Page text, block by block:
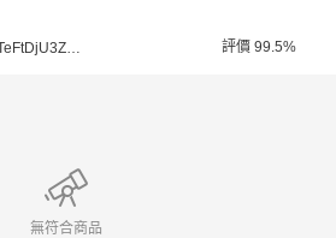
評價 99.5%
無符合商品